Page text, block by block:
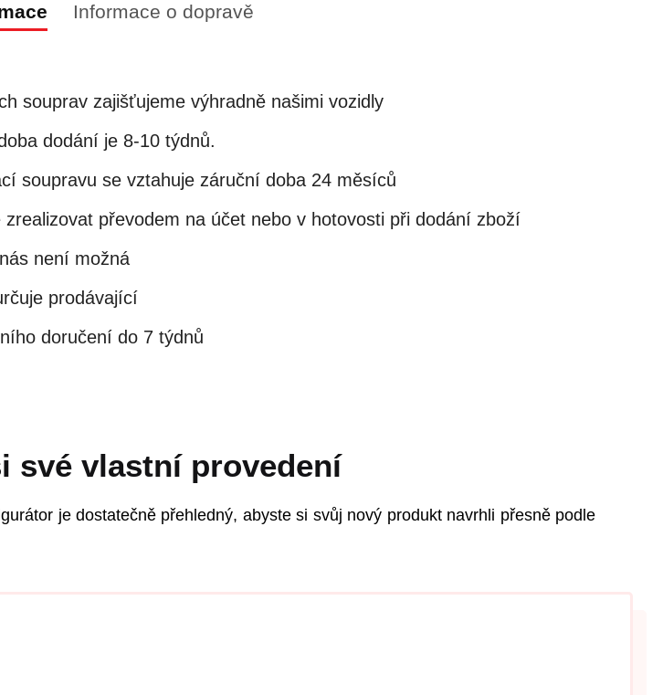
Informace o dopravě
souprav zajišťujeme výhradně našimi vozidly
dodání je 8-10 týdnů.
soupravu se vztahuje záruční doba 24 měsíců
zrealizovat převodem na účet nebo v hotovosti při dodání zboží
není možná
prodávající
doručení do 7 týdnů
své vlastní provedení
je dostatečně přehledný, abyste si svůj nový produkt navrhli přesně podle